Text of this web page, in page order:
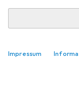
Impressum